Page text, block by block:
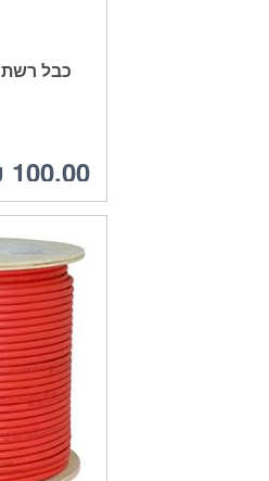
כבל רשת CAT6 אורך 30 מטר
100.00 ₪